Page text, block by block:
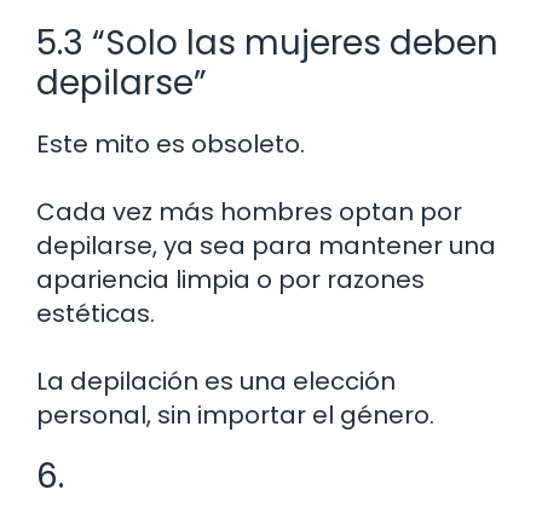
5.3 “Solo las mujeres deben
depilarse”
Este mito es obsoleto.
Cada vez más hombres optan por
depilarse, ya sea para mantener una
apariencia limpia o por razones
estéticas.
La depilación es una elección
personal, sin importar el género.
6.